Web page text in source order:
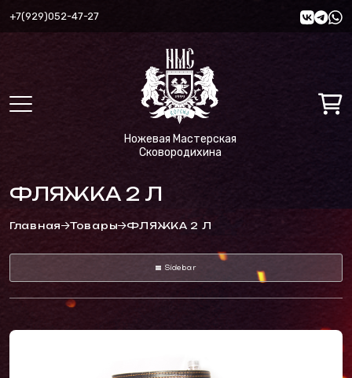
+7(929)052-47-27
Ножевая Мастерская
Сковородихина
ФЛЯЖКА 2 Л
Главная Товары ФЛЯЖКА 2 Л
Sidebar